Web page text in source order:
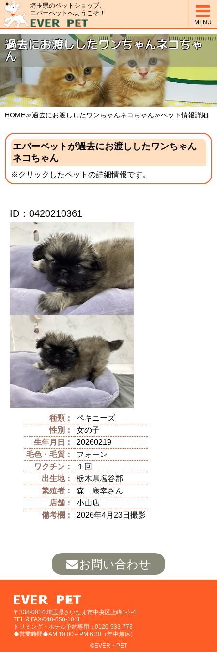
埼玉県のペットショップ、
エバーペットへようこそ！

MENU
過去にお渡ししたワンちゃんネコちゃ
ん
HOME≫過去にお渡ししたワンちゃんネコちゃん≫ペット情報詳細
エバーペットが過去にお渡ししたワンちゃん
ネコちゃん
※クリックしたペットの詳細情報です。
ID：0420210361
種類：
ペキニーズ
性別：
女の子
生年月日：
20260219
毛色・毛質：
フォーン
ワクチン：
１回
出生地：
栃木県塩谷郡
繁殖者：
森 康幸さん
店舗：
小山店
備考欄：
2026年4月23日撮影
お問い合わせ
〒338-0014 埼玉県さいたま市中央区上峰1-1-4
TEL & FAX/048-858-1011
トリミング・ホテル予約専用：0120-533-773
◆営業時間◆AM 10:00～PM 6:30（年中無休）
©EVER・PET